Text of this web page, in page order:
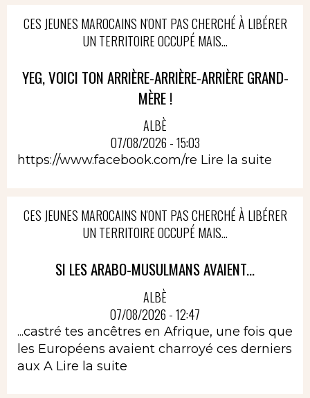
CES JEUNES MAROCAINS N'ONT PAS CHERCHÉ À LIBÉRER
UN TERRITOIRE OCCUPÉ MAIS...
YEG, VOICI TON ARRIÈRE-ARRIÈRE-ARRIÈRE GRAND-
MÈRE !
ALBÈ
07/08/2026 - 15:03
https://www.facebook.com/re Lire la suite
CES JEUNES MAROCAINS N'ONT PAS CHERCHÉ À LIBÉRER
UN TERRITOIRE OCCUPÉ MAIS...
SI LES ARABO-MUSULMANS AVAIENT...
ALBÈ
07/08/2026 - 12:47
...castré tes ancêtres en Afrique, une fois que
les Européens avaient charroyé ces derniers
aux A Lire la suite